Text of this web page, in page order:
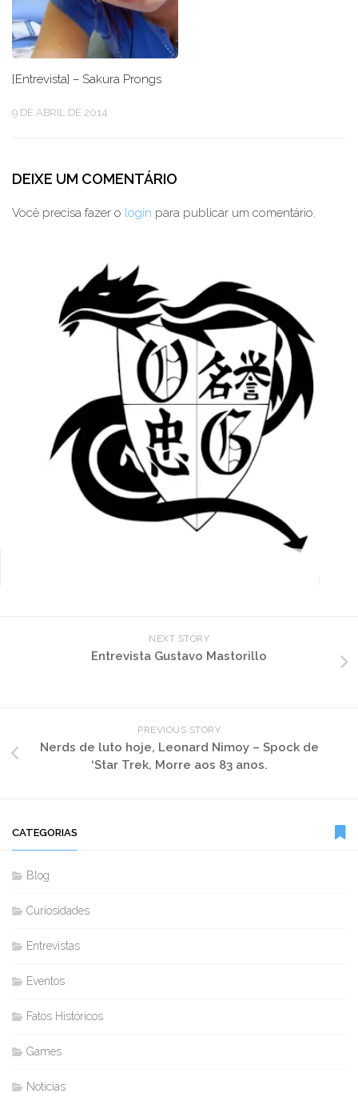
[Entrevista] – Sakura Prongs
9 DE ABRIL DE 2014
DEIXE UM COMENTÁRIO
Você precisa fazer o login para publicar um comentário.
NEXT STORY
Entrevista Gustavo Mastorillo
PREVIOUS STORY
Nerds de luto hoje, Leonard Nimoy – Spock de
‘Star Trek, Morre aos 83 anos.
CATEGORIAS
Blog
Curiosidades
Entrevistas
Eventos
Fatos Históricos
Games
Noticias